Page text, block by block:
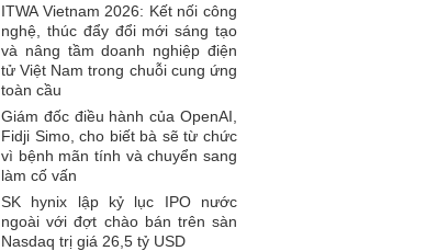
ITWA Vietnam 2026: Kết nối công
nghệ, thúc đẩy đổi mới sáng tạo
và nâng tầm doanh nghiệp điện
tử Việt Nam trong chuỗi cung ứng
toàn cầu
Giám đốc điều hành của OpenAI,
Fidji Simo, cho biết bà sẽ từ chức
vì bệnh mãn tính và chuyển sang
làm cố vấn
SK hynix lập kỷ lục IPO nước
ngoài với đợt chào bán trên sàn
Nasdaq trị giá 26,5 tỷ USD